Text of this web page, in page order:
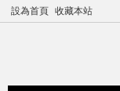
設為首頁 收藏本站